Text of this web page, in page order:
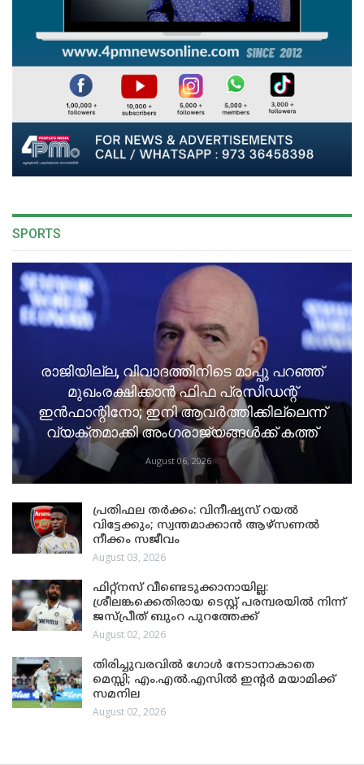
SPORTS
രാജിയില്ല, വിവാദത്തിനിടെ മാപ്പു പറഞ്ഞ്
മുഖംരക്ഷിക്കാൻ ഫിഫ പ്രസിഡന്റ്
ഇൻഫാന്റിനോ; ഇനി ആവർത്തിക്കില്ലെന്ന്
വ്യക്തമാക്കി അംഗരാജ്യങ്ങൾക്ക് കത്ത്
August 06, 2026
പ്രതിഫല തർക്കം: വിനീഷ്യസ് റയൽ
വിട്ടേക്കും; സ്വന്തമാക്കാൻ ആഴ്സണൽ
നീക്കം സജീവം
August 03, 2026
ഫിറ്റ്നസ് വീണ്ടെടുക്കാനായില്ല:
ശ്രീലങ്കക്കെതിരായ ടെസ്റ്റ് പരമ്പരയിൽ നിന്ന്
ജസ്പ്രീത് ബുംറ പുറത്തേക്ക്
August 02, 2026
തിരിച്ചുവരവിൽ ഗോൾ നേടാനാകാതെ
മെസ്സി; എം.എൽ.എസിൽ ഇന്റർ മയാമിക്ക്
സമനില
August 02, 2026